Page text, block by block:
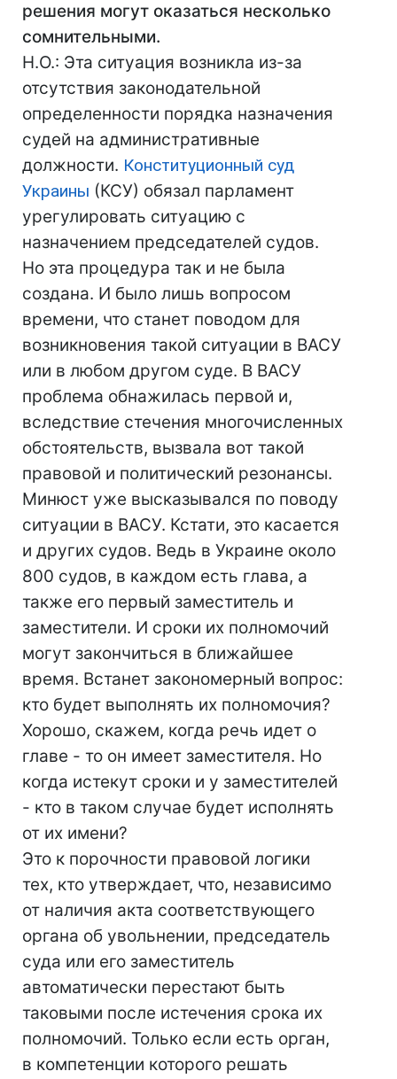
решения могут оказаться несколько
сомнительными.
Н.О.: Эта ситуация возникла из-за
отсутствия законодательной
определенности порядка назначения
судей на административные
должности. Конституционный суд
Украины (КСУ) обязал парламент
урегулировать ситуацию с
назначением председателей судов.
Но эта процедура так и не была
создана. И было лишь вопросом
времени, что станет поводом для
возникновения такой ситуации в ВАСУ
или в любом другом суде. В ВАСУ
проблема обнажилась первой и,
вследствие стечения многочисленных
обстоятельств, вызвала вот такой
правовой и политический резонансы.
Минюст уже высказывался по поводу
ситуации в ВАСУ. Кстати, это касается
и других судов. Ведь в Украине около
800 судов, в каждом есть глава, а
также его первый заместитель и
заместители. И сроки их полномочий
могут закончиться в ближайшее
время. Встанет закономерный вопрос:
кто будет выполнять их полномочия?
Хорошо, скажем, когда речь идет о
главе - то он имеет заместителя. Но
когда истекут сроки и у заместителей
- кто в таком случае будет исполнять
от их имени?
Это к порочности правовой логики
тех, кто утверждает, что, независимо
от наличия акта соответствующего
органа об увольнении, председатель
суда или его заместитель
автоматически перестают быть
таковыми после истечения срока их
полномочий. Только если есть орган,
в компетенции которого решать